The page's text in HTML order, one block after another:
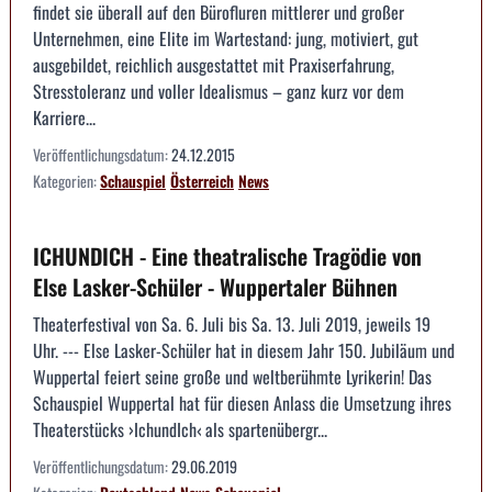
findet sie überall auf den Bürofluren mittlerer und großer
Unternehmen, eine Elite im Wartestand: jung, motiviert, gut
ausgebildet, reichlich ausgestattet mit Praxiserfahrung,
Stresstoleranz und voller Idealismus – ganz kurz vor dem
Karriere...
Veröffentlichungsdatum:24.12.2015
Kategorien:Schauspiel ÖsterreichNews
ICHUNDICH - Eine theatralische Tragödie von
Else Lasker-Schüler - Wuppertaler Bühnen
Theaterfestival von Sa. 6. Juli bis Sa. 13. Juli 2019, jeweils 19
Uhr. --- Else Lasker-Schüler hat in diesem Jahr 150. Jubiläum und
Wuppertal feiert seine große und weltberühmte Lyrikerin! Das
Schauspiel Wuppertal hat für diesen Anlass die Umsetzung ihres
Theaterstücks ›IchundIch‹ als spartenübergr...
Veröffentlichungsdatum:29.06.2019